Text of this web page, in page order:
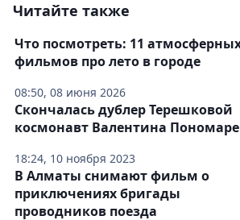
Читайте также
08:50, 08 июня 2026
Что посмотреть: 11
фильмов про лето в городе
18:24, 10 ноября 2023
Скончалась дублер Терешковой
космонавт Валентина
В Алматы снимают фильм о
приключениях бригады
проводников поезда